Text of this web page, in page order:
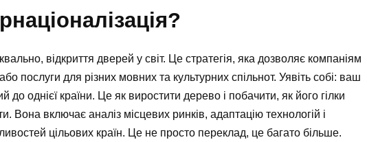
відкриття дверей у світ. Це стратегія, яка дозволяє компаніям
послуги для різних мовних та культурних спільнот. Уявіть собі: ваш
до однієї країни. Це як виростити дерево і побачити, як його гілки
Вона включає аналіз місцевих ринків, адаптацію технологій і
цільових країн. Це не просто переклад, це багато більше.